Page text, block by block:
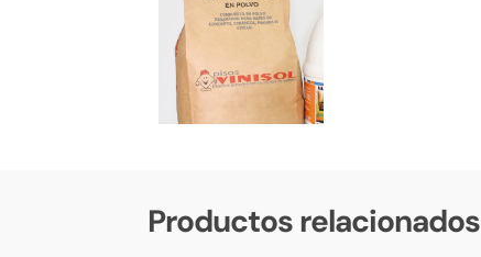
Productos relacionados